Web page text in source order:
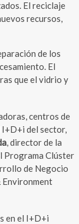
El reciclaje
recursos,
de los
El
que el vidrio y
centros de
I+D+i del sector,
, director de la
Programa Clúster
de Negocio
Environment
en el I+D+i